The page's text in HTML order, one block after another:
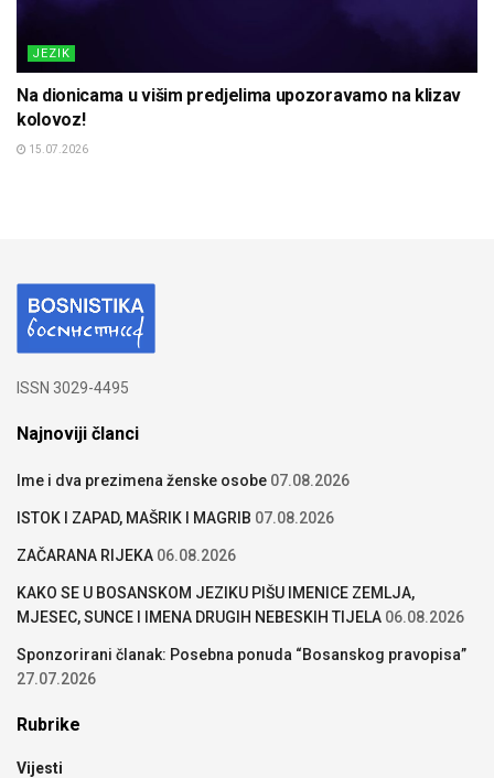
JEZIK
Na dionicama u višim predjelima upozoravamo na klizav
kolovoz!
15.07.2026
ISSN 3029-4495
Najnoviji članci
Ime i dva prezimena ženske osobe 07.08.2026
ISTOK I ZAPAD, MAŠRIK I MAGRIB 07.08.2026
ZAČARANA RIJEKA 06.08.2026
KAKO SE U BOSANSKOM JEZIKU PIŠU IMENICE ZEMLJA,
MJESEC, SUNCE I IMENA DRUGIH NEBESKIH TIJELA 06.08.2026
Sponzorirani članak: Posebna ponuda “Bosanskog pravopisa”
27.07.2026
Rubrike
Vijesti